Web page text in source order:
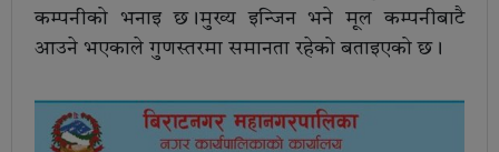
कम्पनीको भनाइ छ।मुख्य इन्जिन भने मूल कम्पनीबाटै
आउने भएकाले गुणस्तरमा समानता रहेको बताइएको छ।